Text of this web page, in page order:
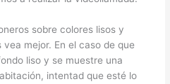
sobre colores lisos y
mejor. En el caso de que
liso y se muestre una
intentad que esté lo